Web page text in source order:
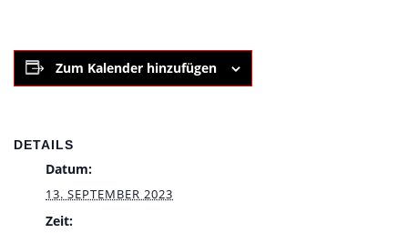
Zum Kalender hinzufügen
DETAILS
Datum:
13. SEPTEMBER 2023
Zeit: